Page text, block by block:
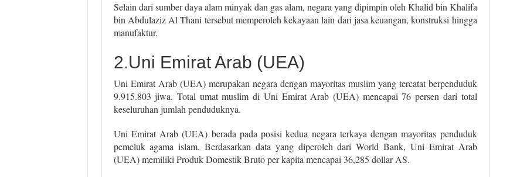
Selain dari sumber daya alam minyak dan gas alam, negara yang dipimpin oleh Khalid bin Khalifa
bin Abdulaziz Al Thani tersebut memperoleh kekayaan lain dari jasa keuangan, konstruksi hingga
manufaktur.
2.Uni Emirat Arab (UEA)
Uni Emirat Arab (UEA) merupakan negara dengan mayoritas muslim yang tercatat berpenduduk
9.915.803 jiwa. Total umat muslim di Uni Emirat Arab (UEA) mencapai 76 persen dari total
keseluruhan jumlah penduduknya.
Uni Emirat Arab (UEA) berada pada posisi kedua negara terkaya dengan mayoritas penduduk
pemeluk agama islam. Berdasarkan data yang diperoleh dari World Bank, Uni Emirat Arab
(UEA) memiliki Produk Domestik Bruto per kapita mencapai 36,285 dollar AS.